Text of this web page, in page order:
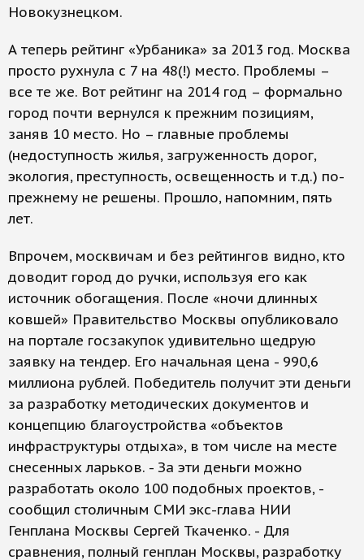
Новокузнецком.
А теперь рейтинг «Урбаника» за 2013 год. Москва
просто рухнула с 7 на 48(!) место. Проблемы –
все те же. Вот рейтинг на 2014 год – формально
город почти вернулся к прежним позициям,
заняв 10 место. Но – главные проблемы
(недоступность жилья, загруженность дорог,
экология, преступность, освещенность и т.д.) по-
прежнему не решены. Прошло, напомним, пять
лет.
Впрочем, москвичам и без рейтингов видно, кто
доводит город до ручки, используя его как
источник обогащения. После «ночи длинных
ковшей» Правительство Москвы опубликовало
на портале госзакупок удивительно щедрую
заявку на тендер. Его начальная цена - 990,6
миллиона рублей. Победитель получит эти деньги
за разработку методических документов и
концепцию благоустройства «объектов
инфраструктуры отдыха», в том числе на месте
снесенных ларьков. - За эти деньги можно
разработать около 100 подобных проектов, -
сообщил столичным СМИ экс-глава НИИ
Генплана Москвы Сергей Ткаченко. - Для
сравнения, полный генплан Москвы, разработку